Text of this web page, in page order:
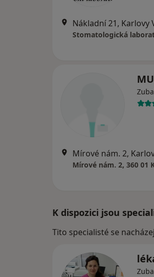
Nákladní 21, Karlovy
Stomatologická
Mírové nám. 2,
Mírové nám. 2, 360 01
K dispozici jsou
Tito specialisté se